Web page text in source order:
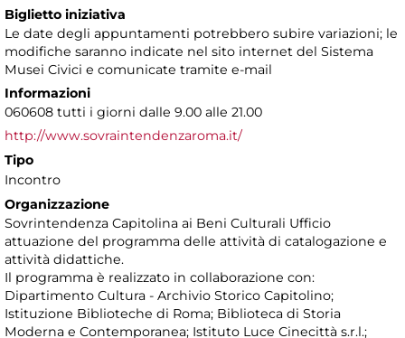
Biglietto iniziativa
Le date degli appuntamenti potrebbero subire variazioni; le
modifiche saranno indicate nel sito internet del Sistema
Musei Civici e comunicate tramite e-mail
Informazioni
060608 tutti i giorni dalle 9.00 alle 21.00
http://www.sovraintendenzaroma.it/
Tipo
Incontro
Organizzazione
Sovrintendenza Capitolina ai Beni Culturali Ufficio
attuazione del programma delle attività di catalogazione e
attività didattiche.
Il programma è realizzato in collaborazione con:
Dipartimento Cultura - Archivio Storico Capitolino;
Istituzione Biblioteche di Roma; Biblioteca di Storia
Moderna e Contemporanea; Istituto Luce Cinecittà s.r.l.;